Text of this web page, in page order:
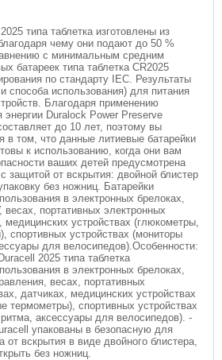
типа таблетка изготовлены из
чему они подают до 50 %
с минимальным средним
батареек типа таблетка CR2025
по стандарту IEC. Результаты
способа использования) для питания
Благодаря применению
энергии Duralock Power Preserve
до 10 лет, поэтому вы
в том, что данные литиевые батарейки
к использованию, когда они вам
ваших детей предусмотрена
защитой от вскрытия: двойной блистер
без ножниц. Батарейки
в электронных брелоках,
портативных электронных
медицинских устройствах (глюкометры,
спортивных устройствах (мониторы
для велосипедов).Особенности:
2025 типа таблетка
в электронных брелоках,
весах, портативных
датчиках, медицинских устройствах
термометры), спортивных устройствах
аксессуары для велосипедов). -
упакованы в безопасную для
от вскрытия в виде двойного блистера,
без ножниц.